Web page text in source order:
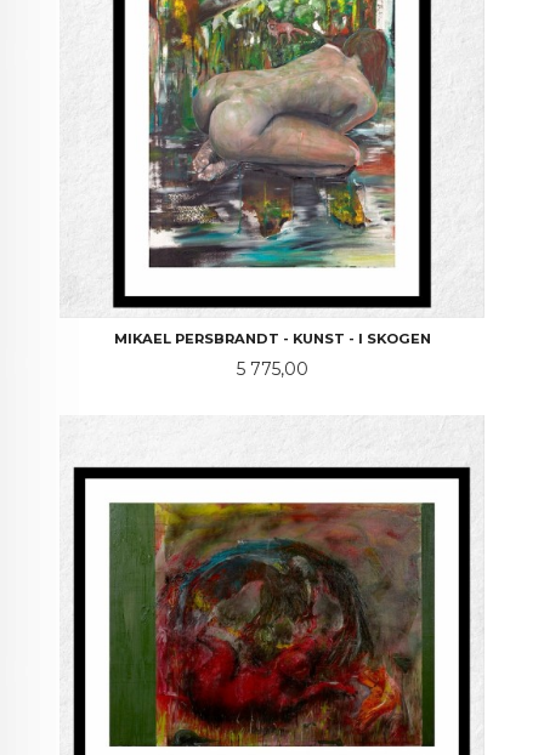
MIKAEL PERSBRANDT - KUNST - I SKOGEN
Pris
5 775,00